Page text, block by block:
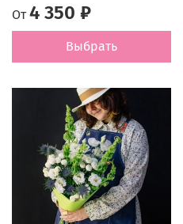
От 4 350 ₽
Выбрать